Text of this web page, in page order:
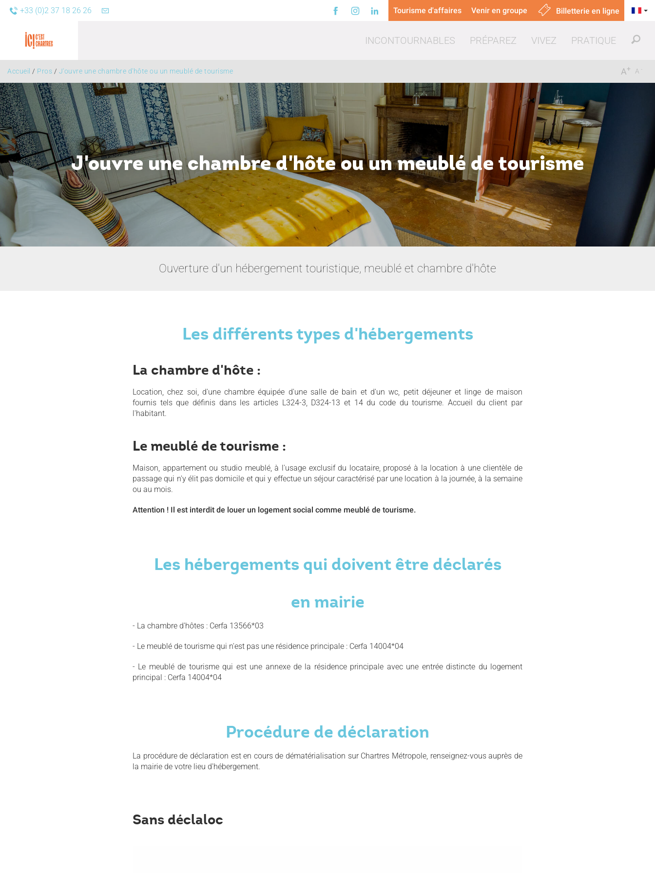
Tourisme d'affaires Venir en groupe Billetterie en ligne
+33 (0)2 37 18 26 26
INCONTOURNABLES PRÉPAREZ VIVEZ
Loisirs Trinquer & manger
PRATIQUE
Accueil / Pros / J'ouvre une chambre d'hôte ou un meublé de tourisme -
A
+
A
J'ouvre une chambre d'hôte ou un meublé de tourisme
Ouverture d'un hébergement touristique, meublé et chambre d'hôte
Les différents types d'hébergements
La chambre d'hôte :
Location, chez soi, d'une chambre équipée d'une salle de bain et d'un wc, petit déjeuner et linge de maison
fournis tels que définis dans les articles L324-3, D324-13 et 14 du code du tourisme. Accueil du client par
l'habitant.
Le meublé de tourisme :
Maison, appartement ou studio meublé, à l'usage exclusif du locataire, proposé à la location à une clientèle de
passage qui n'y élit pas domicile et qui y effectue un séjour caractérisé par une location à la journée, à la semaine
ou au mois.
Attention ! Il est interdit de louer un logement social comme meublé de tourisme.
Les hébergements qui doivent être déclarés
en mairie
- La chambre d'hôtes : Cerfa 13566*03
- Le meublé de tourisme qui n'est pas une résidence principale : Cerfa 14004*04
- Le meublé de tourisme qui est une annexe de la résidence principale avec une entrée distincte du logement
principal : Cerfa 14004*04
Procédure de déclaration
La procédure de déclaration est en cours de dématérialisation sur Chartres Métropole, renseignez-vous auprès de
la mairie de votre lieu d'hébergement.
Sans déclaloc